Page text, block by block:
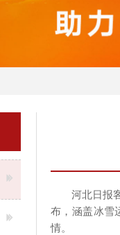
河北日报
布，涵盖冰雪
情。